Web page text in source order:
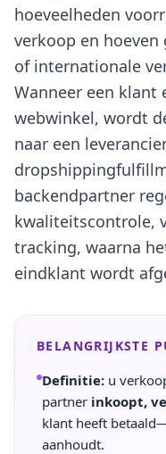
hoeveelheden
verkoop en hoeven
of internationale
Wanneer een klant
webwinkel, wordt
naar een
backendpartner
kwaliteitscontrole,
tracking, waarna
eindklant wordt
BELANGRIJKSTE
Definitie: u
partner inkoopt,
klant heeft
aanhoudt.